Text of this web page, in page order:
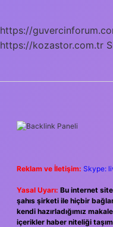
https://
https://kozastor.com.tr
SIDEBAR
Reklam ve İletişim: Skype:
Yasal Uyarı: Bu internet
şahıs şirketi ile hiçbir
kendi hazırladığımız
içerikler haber niteliği